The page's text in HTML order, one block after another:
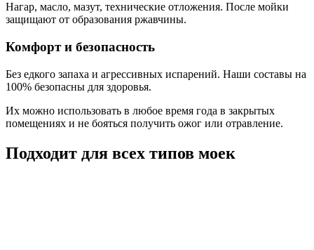
Нагар, масло, мазут, технические отложения. После мойки
защищают от образования ржавчины.
Комфорт и безопасность
Без едкого запаха и агрессивных испарений. Наши составы на
100% безопасны для здоровья.
Их можно использовать в любое время года в закрытых
помещениях и не бояться получить ожог или отравление.
Подходит для всех типов моек